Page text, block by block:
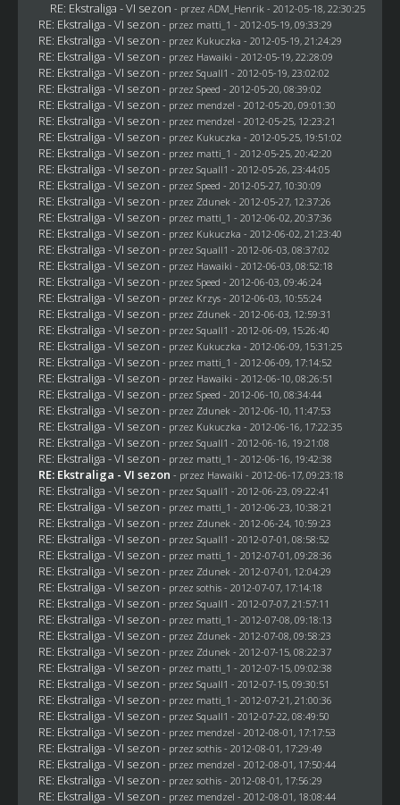
RE: Ekstraliga - VI sezon - przez ADM_Henrik - 2012-05-18, 22:30:25
RE: Ekstraliga - VI sezon - przez matti_1 - 2012-05-19, 09:33:29
RE: Ekstraliga - VI sezon - przez Kukuczka - 2012-05-19, 21:24:29
RE: Ekstraliga - VI sezon - przez Hawaiki - 2012-05-19, 22:28:09
RE: Ekstraliga - VI sezon - przez Squall1 - 2012-05-19, 23:02:02
RE: Ekstraliga - VI sezon - przez Speed - 2012-05-20, 08:39:02
RE: Ekstraliga - VI sezon - przez mendzel - 2012-05-20, 09:01:30
RE: Ekstraliga - VI sezon - przez mendzel - 2012-05-25, 12:23:21
RE: Ekstraliga - VI sezon - przez Kukuczka - 2012-05-25, 19:51:02
RE: Ekstraliga - VI sezon - przez matti_1 - 2012-05-25, 20:42:20
RE: Ekstraliga - VI sezon - przez Squall1 - 2012-05-26, 23:44:05
RE: Ekstraliga - VI sezon - przez Speed - 2012-05-27, 10:30:09
RE: Ekstraliga - VI sezon - przez Zdunek - 2012-05-27, 12:37:26
RE: Ekstraliga - VI sezon - przez matti_1 - 2012-06-02, 20:37:36
RE: Ekstraliga - VI sezon - przez Kukuczka - 2012-06-02, 21:23:40
RE: Ekstraliga - VI sezon - przez Squall1 - 2012-06-03, 08:37:02
RE: Ekstraliga - VI sezon - przez Hawaiki - 2012-06-03, 08:52:18
RE: Ekstraliga - VI sezon - przez Speed - 2012-06-03, 09:46:24
RE: Ekstraliga - VI sezon - przez Krzys- 2012-06-03, 10:55:24
RE: Ekstraliga - VI sezon - przez Zdunek - 2012-06-03, 12:59:31
RE: Ekstraliga - VI sezon - przez Squall1 - 2012-06-09, 15:26:40
RE: Ekstraliga - VI sezon - przez Kukuczka - 2012-06-09, 15:31:25
RE: Ekstraliga - VI sezon - przez matti_1 - 2012-06-09, 17:14:52
RE: Ekstraliga - VI sezon - przez Hawaiki - 2012-06-10, 08:26:51
RE: Ekstraliga - VI sezon - przez Speed - 2012-06-10, 08:34:44
RE: Ekstraliga - VI sezon - przez Zdunek - 2012-06-10, 11:47:53
RE: Ekstraliga - VI sezon - przez Kukuczka - 2012-06-16, 17:22:35
RE: Ekstraliga - VI sezon - przez Squall1 - 2012-06-16, 19:21:08
RE: Ekstraliga - VI sezon - przez matti_1 - 2012-06-16, 19:42:38
RE: Ekstraliga - VI sezon - przez Hawaiki - 2012-06-17, 09:23:18
RE: Ekstraliga - VI sezon - przez Squall1 - 2012-06-23, 09:22:41
RE: Ekstraliga - VI sezon - przez matti_1 - 2012-06-23, 10:38:21
RE: Ekstraliga - VI sezon - przez Zdunek - 2012-06-24, 10:59:23
RE: Ekstraliga - VI sezon - przez Squall1 - 2012-07-01, 08:58:52
RE: Ekstraliga - VI sezon - przez matti_1 - 2012-07-01, 09:28:36
RE: Ekstraliga - VI sezon - przez Zdunek - 2012-07-01, 12:04:29
RE: Ekstraliga - VI sezon - przez sothis- 2012-07-07, 17:14:18
RE: Ekstraliga - VI sezon - przez Squall1 - 2012-07-07, 21:57:11
RE: Ekstraliga - VI sezon - przez matti_1 - 2012-07-08, 09:18:13
RE: Ekstraliga - VI sezon - przez Zdunek - 2012-07-08, 09:58:23
RE: Ekstraliga - VI sezon - przez Zdunek - 2012-07-15, 08:22:37
RE: Ekstraliga - VI sezon - przez matti_1 - 2012-07-15, 09:02:38
RE: Ekstraliga - VI sezon - przez Squall1 - 2012-07-15, 09:30:51
RE: Ekstraliga - VI sezon - przez matti_1 - 2012-07-21, 21:00:36
RE: Ekstraliga - VI sezon - przez Squall1 - 2012-07-22, 08:49:50
RE: Ekstraliga - VI sezon - przez mendzel - 2012-08-01, 17:17:53
RE: Ekstraliga - VI sezon - przez sothis- 2012-08-01, 17:29:49
RE: Ekstraliga - VI sezon - przez mendzel - 2012-08-01, 17:50:44
RE: Ekstraliga - VI sezon - przez sothis- 2012-08-01, 17:56:29
RE: Ekstraliga - VI sezon - przez mendzel - 2012-08-01, 18:08:44